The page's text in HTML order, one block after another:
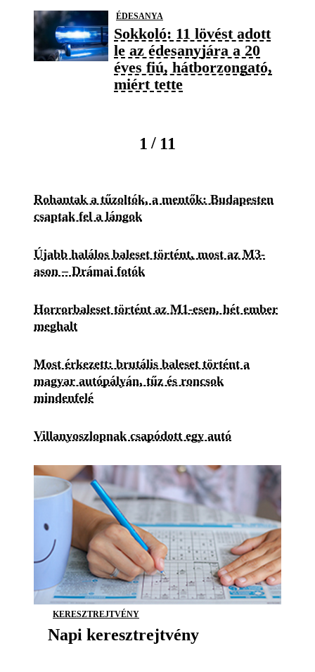
ÉDESANYA
Sokkoló: 11 lövést adott
le az édesanyjára a 20
éves fiú, hátborzongató,
miért tette
1 / 11
Rohantak a tűzoltók, a mentők: Budapesten
csaptak fel a lángok
Újabb halálos baleset történt, most az M3-
ason – Drámai fotók
Horrorbaleset történt az M1-esen, hét ember
meghalt
Most érkezett: brutális baleset történt a
magyar autópályán, tűz és roncsok
mindenfelé
Villanyoszlopnak csapódott egy autó
KERESZTREJTVÉNY
Napi keresztrejtvény